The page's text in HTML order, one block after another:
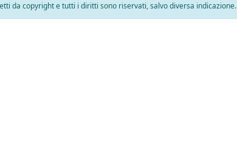
da copyright e tutti i diritti sono riservati, salvo diversa indicazione.